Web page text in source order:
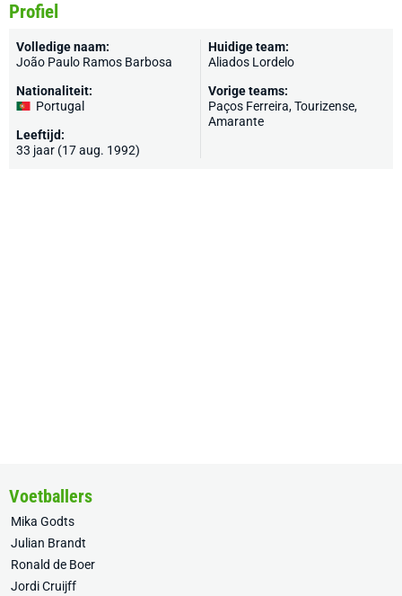
Profiel
Volledige naam:
João Paulo Ramos Barbosa
Nationaliteit:
Portugal
Leeftijd:
33 jaar (17 aug. 1992)
Huidige team:
Aliados Lordelo
Vorige teams:
Paços Ferreira, Tourizense,
Amarante
Voetballers
Mika Godts
Julian Brandt
Ronald de Boer
Jordi Cruijff